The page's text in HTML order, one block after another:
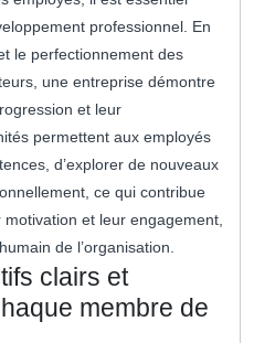
professionnel. En
le perfectionnement des
une entreprise démontre
et leur
permettent aux employés
d’explorer de nouveaux
ce qui contribue
et leur engagement,
de l’organisation.
clairs et
membre de